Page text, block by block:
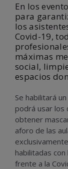
En los
para
los
Covid-19,
máximas
social,
espacios
Se habilitará
podrá usar los
obtener
aforo de las
habilitadas
frente a la